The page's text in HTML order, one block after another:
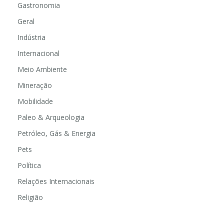
Gastronomia
Geral
Indústria
Internacional
Meio Ambiente
Mineração
Mobilidade
Paleo & Arqueologia
Petróleo, Gás & Energia
Pets
Política
Relações Internacionais
Religião